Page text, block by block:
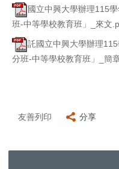
國立中興大學辦理115
班-中等學校教育班」_來文
託國立中興大學辦理
分班-中等學校教育班」_簡
友善列印 分享